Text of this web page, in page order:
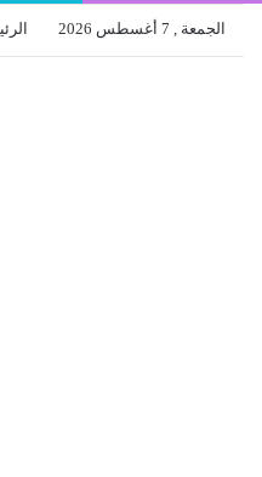
الجمعة , 7 أغسطس 2026